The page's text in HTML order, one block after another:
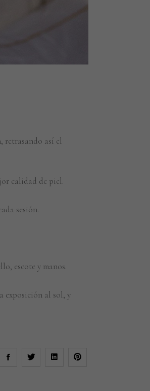
así el
calidad de piel.
sesión.
escote y manos.
exposición al sol, y